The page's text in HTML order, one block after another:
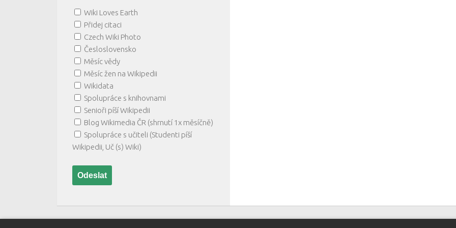
Wiki Loves Earth
Přidej citaci
Czech Wiki Photo
Česloslovensko
Měsíc vědy
Měsíc žen na Wikipedii
Wikidata
Spolupráce s knihovnami
Senioři píší Wikipedii
Blog Wikimedia ČR (shrnutí 1x měsíčně)
Spolupráce s učiteli (Studenti píší
Wikipedii, Uč (s) Wiki)